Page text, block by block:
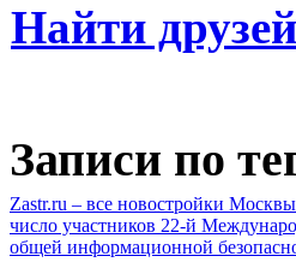
Найти друзей
Записи по
Zastr.ru – все новостройки
число участников 22-й
общей информационной